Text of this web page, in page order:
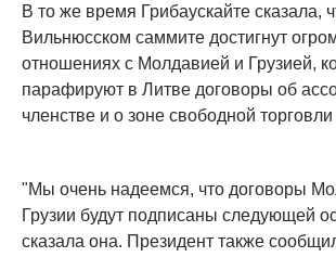
В то же время Грибаускайте сказала,
Вильнюсском саммите достигнут
отношениях с Молдавией и Грузией,
парафируют в Литве договоры об
членстве и о зоне свободной
"Мы очень надеемся, что договоры
Грузии будут подписаны следующей
сказала она. Президент также